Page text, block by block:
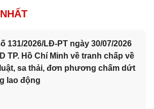
131/2026/LĐ-PT ngày 30/07/2026
TP. Hồ Chí Minh về tranh chấp về
sa thải, đơn phương chấm dứt
lao động